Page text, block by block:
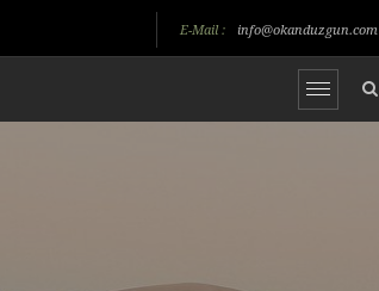
E-Mail : info@okanduzgun.com